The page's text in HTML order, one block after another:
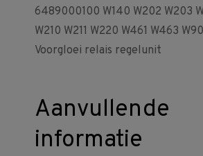
6489000100 W140 W202 W203
W210 W211 W220 W461 W463
Voorgloei relais regelunit
Aanvullende
informatie